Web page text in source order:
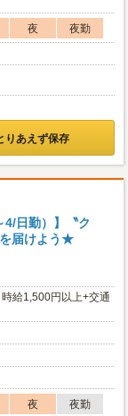
夜
夜勤
りあえず保存
4/日勤）】〝ク
届けよう★
給1,500円以上+交通
夜
夜勤